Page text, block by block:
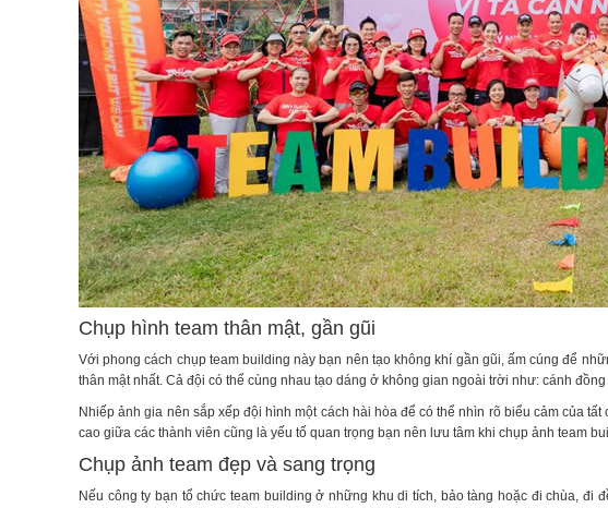
Chụp hình team thân mật, gần gũi
Với phong cách chụp team building này bạn nên tạo không khí gần gũi, ấm cúng để
thân mật nhất. Cả đội có thể cùng nhau tạo dáng ở không gian ngoài trời như: cánh
Nhiếp ảnh gia nên sắp xếp đội hình một cách hài hòa để có thể nhìn rõ biểu cảm của
cao giữa các thành viên cũng là yếu tố quan trọng bạn nên lưu tâm khi chụp ảnh team
Chụp ảnh team đẹp và sang trọng
Nếu công ty bạn tổ chức team building ở những khu di tích, bảo tàng hoặc đi chùa,